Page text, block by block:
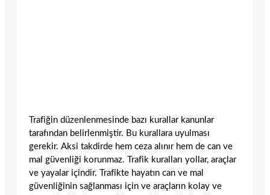
Trafiğin düzenlenmesinde bazı kurallar kanunlar
tarafından belirlenmiştir. Bu kurallara uyulması
gerekir. Aksi takdirde hem ceza alınır hem de can ve
mal güvenliği korunmaz. Trafik kuralları yollar, araçlar
ve yayalar içindir. Trafikte hayatın can ve mal
güvenliğinin sağlanması için ve araçların kolay ve